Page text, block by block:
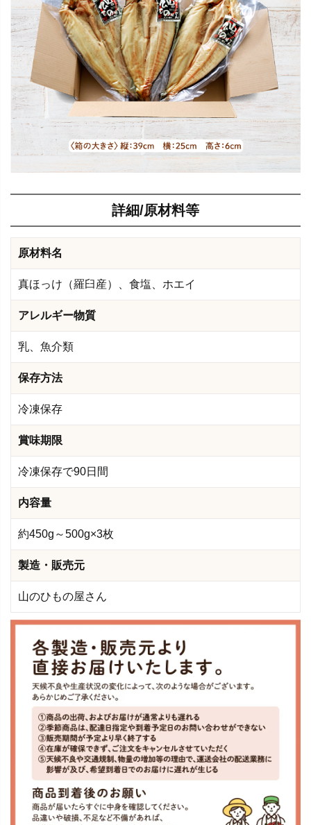
詳細/原材料等
原材料名
真ほっけ（羅臼産）、食塩、ホエイ
アレルギー物質
乳、魚介類
保存方法
冷凍保存
賞味期限
冷凍保存で90日間
内容量
約450g～500g×3枚
製造・販売元
山のひもの屋さん